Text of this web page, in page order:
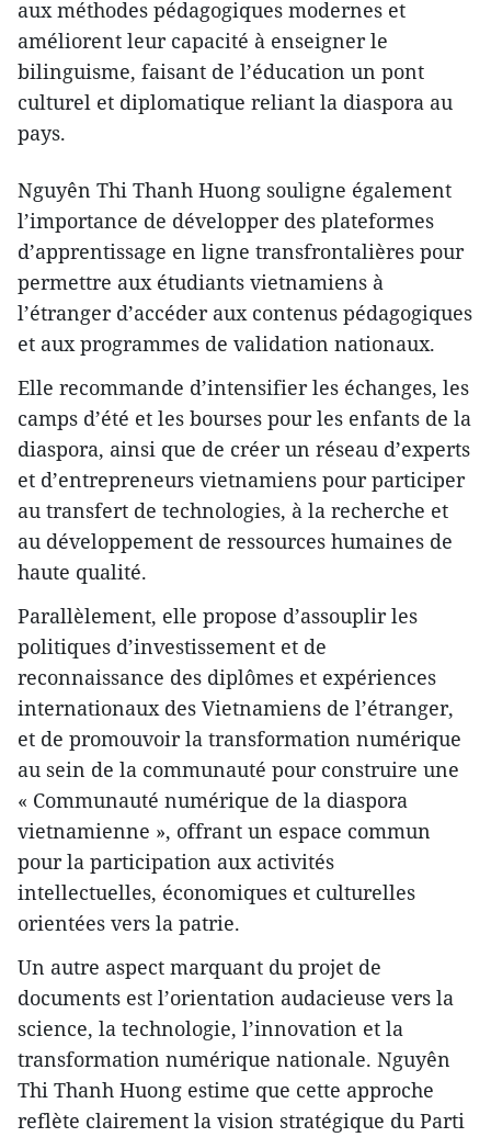
aux méthodes pédagogiques modernes et
améliorent leur capacité à enseigner le
bilinguisme, faisant de l’éducation un pont
culturel et diplomatique reliant la diaspora au
pays.
Nguyên Thi Thanh Huong souligne également
l’importance de développer des plateformes
d’apprentissage en ligne transfrontalières pour
permettre aux étudiants vietnamiens à
l’étranger d’accéder aux contenus pédagogiques
et aux programmes de validation nationaux.
Elle recommande d’intensifier les échanges, les
camps d’été et les bourses pour les enfants de la
diaspora, ainsi que de créer un réseau d’experts
et d’entrepreneurs vietnamiens pour participer
au transfert de technologies, à la recherche et
au développement de ressources humaines de
haute qualité.
Parallèlement, elle propose d’assouplir les
politiques d’investissement et de
reconnaissance des diplômes et expériences
internationaux des Vietnamiens de l’étranger,
et de promouvoir la transformation numérique
au sein de la communauté pour construire une
« Communauté numérique de la diaspora
vietnamienne », offrant un espace commun
pour la participation aux activités
intellectuelles, économiques et culturelles
orientées vers la patrie.
Un autre aspect marquant du projet de
documents est l’orientation audacieuse vers la
science, la technologie, l’innovation et la
transformation numérique nationale. Nguyên
Thi Thanh Huong estime que cette approche
reflète clairement la vision stratégique du Parti